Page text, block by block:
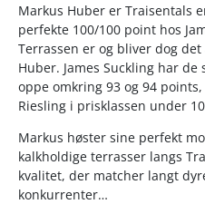
Markus Huber er Traisentals
perfekte 100/100 point hos
Terrassen er og bliver dog
Huber. James Suckling har
oppe omkring 93 og 94
Riesling i prisklassen under
Markus høster sine perfekt
kalkholdige terrasser langs
kvalitet, der matcher langt
konkurrenter…